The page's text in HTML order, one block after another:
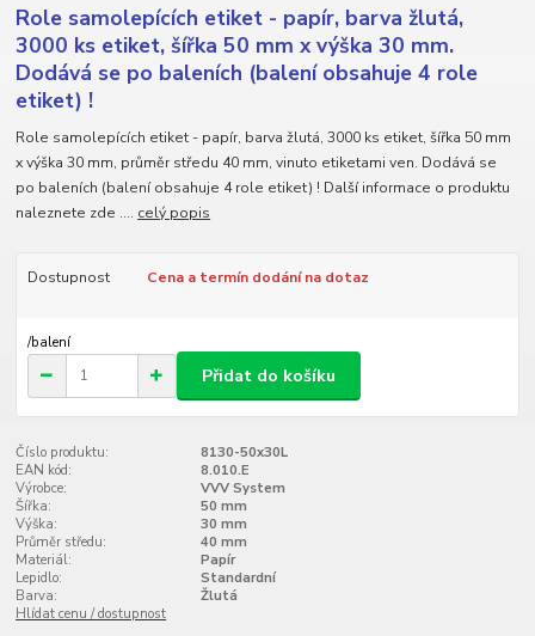
Role samolepících etiket - papír, barva žlutá,
3000 ks etiket, šířka 50 mm x výška 30 mm.
Dodává se po baleních (balení obsahuje 4 role
etiket) !
Role samolepících etiket - papír, barva žlutá, 3000 ks etiket, šířka 50 mm
x výška 30 mm, průměr středu 40 mm, vinuto etiketami ven. Dodává se
po baleních (balení obsahuje 4 role etiket) ! Další informace o produktu
naleznete zde .... celý popis
Dostupnost Cena a termín dodání na dotaz
/balení
Přidat do košíku
Číslo produktu:
8130-50x30L
EAN kód:
8.010.E
Výrobce:
VVV System
Šířka:
50 mm
Výška:
30 mm
Průměr středu:
40 mm
Materiál:
Papír
Lepidlo:
Standardní
Barva:
Žlutá
Hlídat cenu / dostupnost